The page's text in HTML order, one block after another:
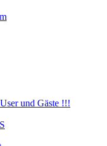
und Gäste !!!